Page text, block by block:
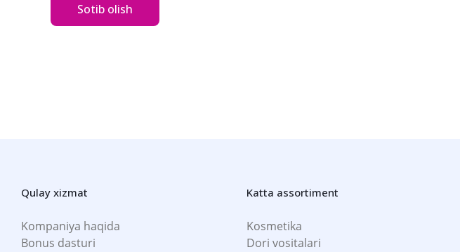
Sotib olish
Qulay xizmat
Kompaniya haqida
Bonus dasturi
Katta assortiment
Kosmetika
Dori vositalari